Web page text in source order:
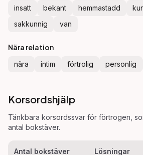
insatt bekant hemmastadd
sakkunnig
van
Nära relation
nära intim förtrolig personlig
Korsordshjälp
Tänkbara korsordssvar för förtrogen ,
antal bokstäver.
Antal bokstäver Lösningar